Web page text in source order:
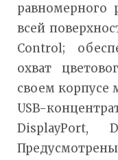
равномерного
всей
Control;
охват
своем
USB-
DisplayPort,